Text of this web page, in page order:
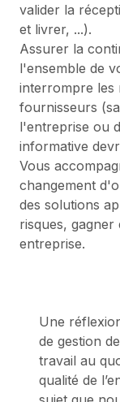
valider la
et livrer, ...).
Assurer la
l'ensemble de
interrompre les
fournisseurs
l'entreprise ou
informative
Vous
changement
des solutions
risques,
entreprise.
Une
de gestion
travail au
qualité de